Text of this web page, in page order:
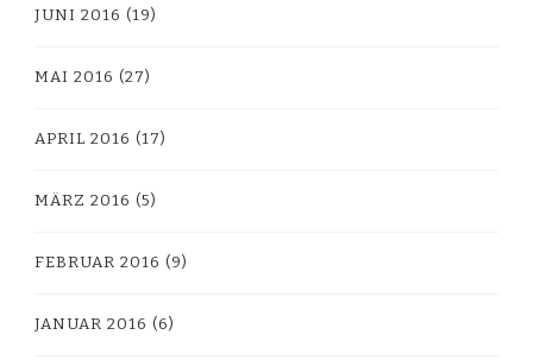
JUNI 2016 (19)
MAI 2016 (27)
APRIL 2016 (17)
MÄRZ 2016 (5)
FEBRUAR 2016 (9)
JANUAR 2016 (6)